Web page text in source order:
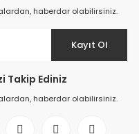
haberdar olabilirsiniz.
Kayıt Ol
Takip Ediniz
haberdar olabilirsiniz.